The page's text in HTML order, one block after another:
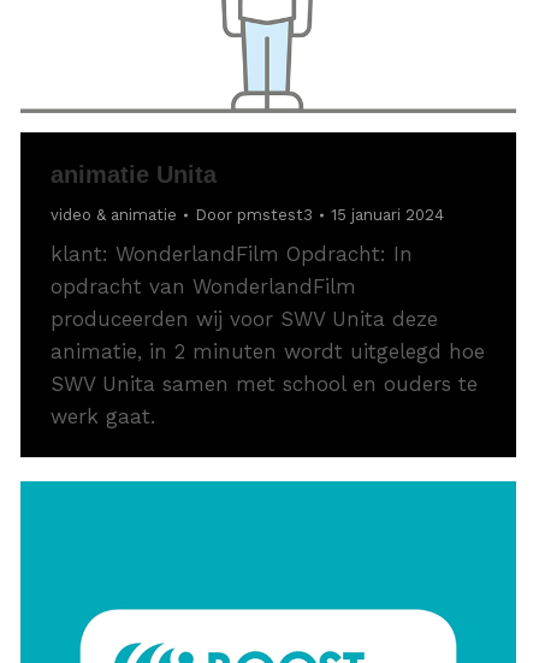
animatie Unita
video & animatie Door pmstest3 15 januari 2024
klant: WonderlandFilm Opdracht: In
opdracht van WonderlandFilm
produceerden wij voor SWV Unita deze
animatie, in 2 minuten wordt uitgelegd hoe
SWV Unita samen met school en ouders te
werk gaat.